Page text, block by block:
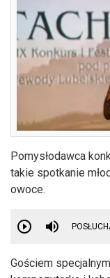
Pomysłodawca
takie spotkanie
owoce.
Gościem